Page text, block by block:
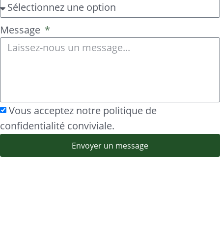
Message
Vous acceptez notre politique de
confidentialité conviviale.
Envoyer un message